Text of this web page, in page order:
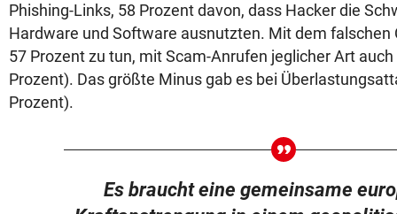
Phishing-Links, 58 Prozent davon, dass Hacker die
Hardware und Software ausnutzten. Mit dem falschen
57 Prozent zu tun, mit Scam-Anrufen jeglicher Art
Prozent). Das größte Minus gab es bei
Prozent).
Es braucht eine gemeinsame